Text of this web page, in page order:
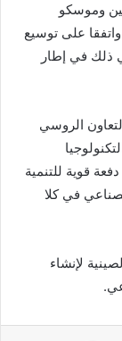
وموسكو
على توسيع
ذلك في إطار
الروسي
قوية للتنمية
في كلا
لإنشاء